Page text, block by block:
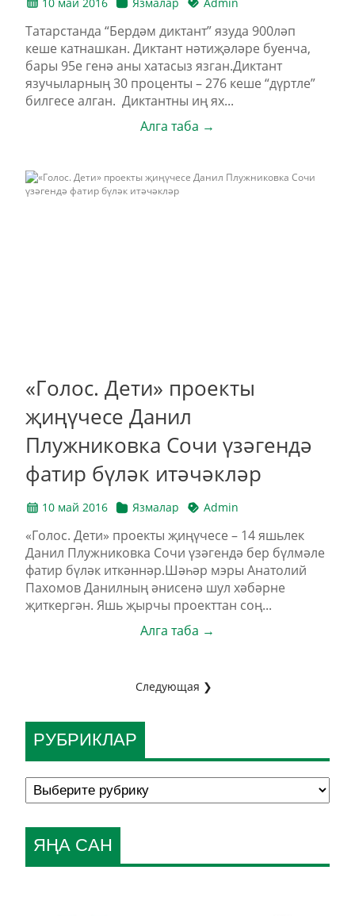
Татарстанда “Бердәм диктант” язуда 900ләп
кеше катнашкан. Диктант нәтиҗәләре буенча,
бары 95е генә аны хатасыз язган.Диктант
язучыларның 30 проценты – 276 кеше “дүртле”
билгесе алган. Диктантны иң ях...
Алга таба →
«Голос. Дети» проекты
җиңүчесе Данил
Плужниковка Сочи үзәгендә
фатир бүләк итәчәкләр
10 май 2016 Язмалар Admin
«Голос. Дети» проекты җиңүчесе – 14 яшьлек
Данил Плужниковка Сочи үзәгендә бер бүлмәле
фатир бүләк иткәннәр.Шәһәр мэры Анатолий
Пахомов Данилның әнисенә шул хәбәрне
җиткергән. Яшь җырчы проекттан соң...
Алга таба →
Следующая ❯
РУБРИКЛАР
ЯҢА САН